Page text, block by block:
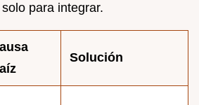
para integrar.
Solución